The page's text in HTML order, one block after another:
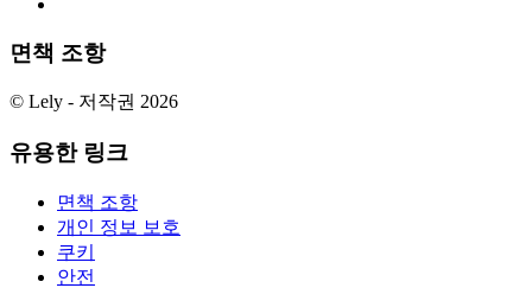
면책 조항
© Lely - 저작권 2026
유용한 링크
면책 조항
개인 정보 보호
쿠키
안전